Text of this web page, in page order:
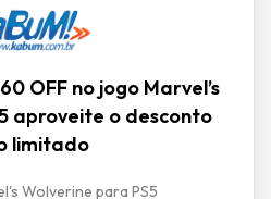
OFF no jogo Marvel’s
aproveite o desconto
limitado
Wolverine para PS5